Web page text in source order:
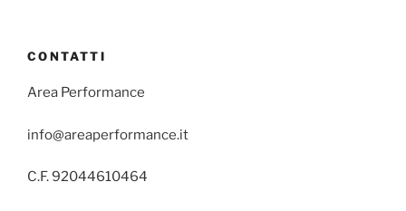
CONTATTI
Area Performance
info@areaperformance.it
C.F. 92044610464